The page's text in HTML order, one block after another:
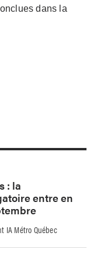
dans la
: la
entre en
IA Métro Québec